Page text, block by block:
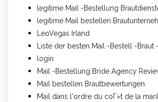
legitime Mail -Bestellung
legitime Mail bestellen
LeoVegas Irland
Liste der besten Mail -Bestell -Braut
login
Mail -Bestellung Bride Agency
Mail bestellen Brautbewertungen
Mail dans l'ordre du coГ»t de la